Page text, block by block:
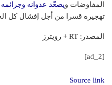
المفاوضات ويصعّد عدوانه وجرائمه
تهجيره قسرا من أجل إفشال كل
المصدر: RT + رويترز
[ad_2]
Source link